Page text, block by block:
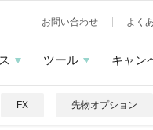
お問い合わせ よく
ツール キャン
FX 先物オプション